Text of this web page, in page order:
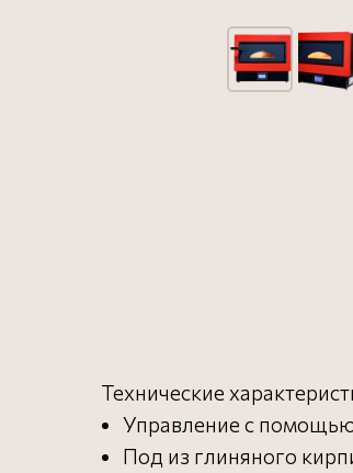
Технические
Управление с
Под из глиняного